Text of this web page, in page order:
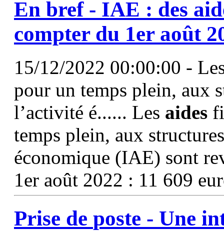
En bref - IAE : des
compter du 1er août
15/12/2022 00:00:00 -
pour un temps plein, aux
l’activité é...... Les aides
temps plein, aux
économique (IAE) sont
1er août 2022 : 11 609
Prise de poste - Une